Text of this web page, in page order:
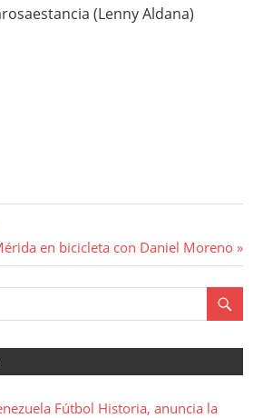
(Lenny Aldana)
en bicicleta con Daniel Moreno
Fútbol Historia, anuncia la